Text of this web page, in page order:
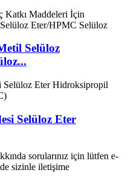
Selüloz
Selüloz Eter
sorularınız için lütfen e-
sizinle iletişime